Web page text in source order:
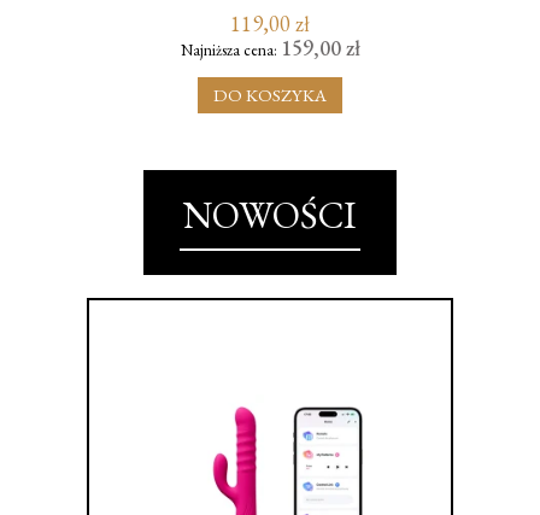
119,00 zł
Najniższa cena: 159,00 zł
DO KOSZYKA
NOWOŚCI